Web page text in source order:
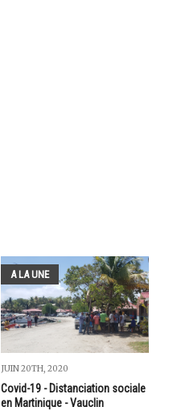
A LA UNE
JUIN 20TH, 2020
Covid-19 - Distanciation sociale
en Martinique - Vauclin